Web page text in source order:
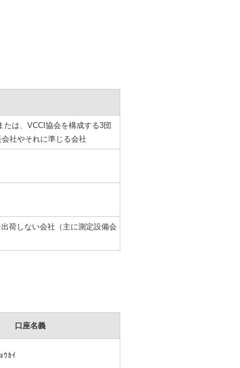
たは、VCCI協会を構成する3団
社やそれに準じる会社
荷しない会社（主に測定設備会
口座名義
ｳｶｲ